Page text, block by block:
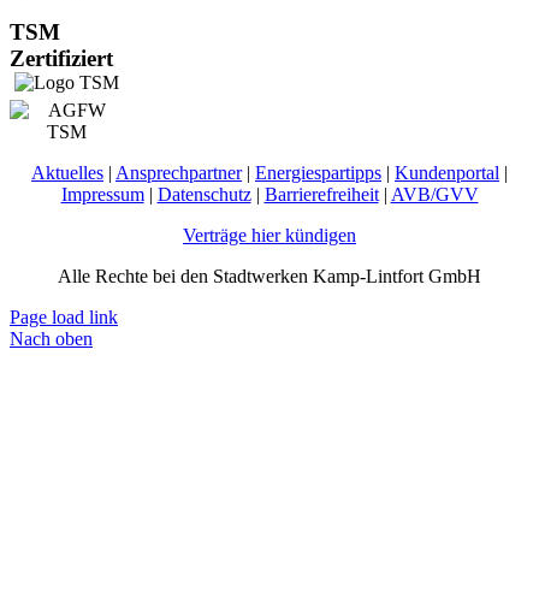
TSM
Zertifiziert
Aktuelles | Ansprechpartner| Energiespartipps | Kundenportal |
Impressum| Datenschutz| Barrierefreiheit| AVB/GVV
Verträge hier kündigen
Alle Rechte bei den Stadtwerken Kamp-Lintfort GmbH
Page load link
Nach oben